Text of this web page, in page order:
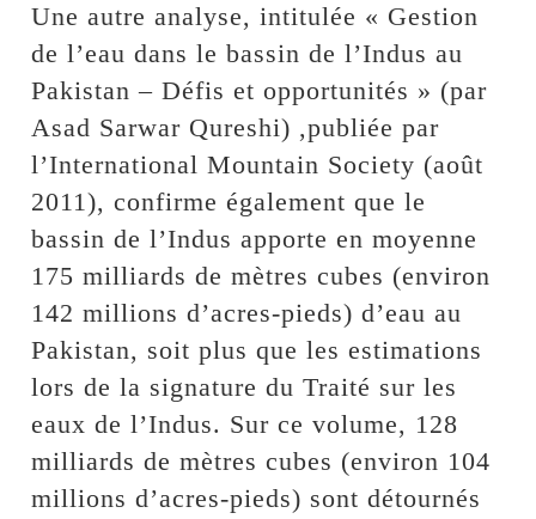
Une autre analyse, intitulée « Gestion
de l’eau dans le bassin de l’Indus au
Pakistan – Défis et opportunités » (par
Asad Sarwar Qureshi) ,publiée par
l’International Mountain Society (août
2011), confirme également que le
bassin de l’Indus apporte en moyenne
175 milliards de mètres cubes (environ
142 millions d’acres-pieds) d’eau au
Pakistan, soit plus que les estimations
lors de la signature du Traité sur les
eaux de l’Indus. Sur ce volume, 128
milliards de mètres cubes (environ 104
millions d’acres-pieds) sont détournés